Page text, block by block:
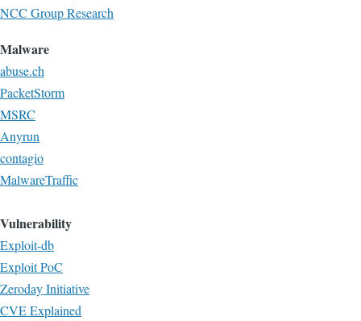
NCC Group Research
Malware
abuse.ch
PacketStorm
MSRC
Anyrun
contagio
MalwareTraffic
Vulnerability
Exploit-db
Exploit PoC
Zeroday Initiative
CVE Explained